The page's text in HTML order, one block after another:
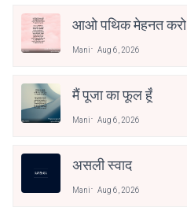
आओ पथिक मेहनत करो
Mani Aug 6, 2026
मैं पूजा का फूल हूँ
Mani Aug 6, 2026
असली स्वाद
Mani Aug 6, 2026